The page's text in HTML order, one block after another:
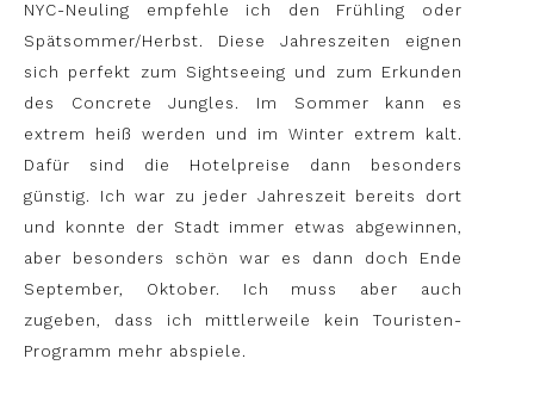
NYC-Neuling empfehle ich den Frühling oder
Spätsommer/Herbst. Diese Jahreszeiten eignen
sich perfekt zum Sightseeing und zum Erkunden
des Concrete Jungles. Im Sommer kann es
extrem heiß werden und im Winter extrem kalt.
Dafür sind die Hotelpreise dann besonders
günstig. Ich war zu jeder Jahreszeit bereits dort
und konnte der Stadt immer etwas abgewinnen,
aber besonders schön war es dann doch Ende
September, Oktober. Ich muss aber auch
zugeben, dass ich mittlerweile kein Touristen-
Programm mehr abspiele.